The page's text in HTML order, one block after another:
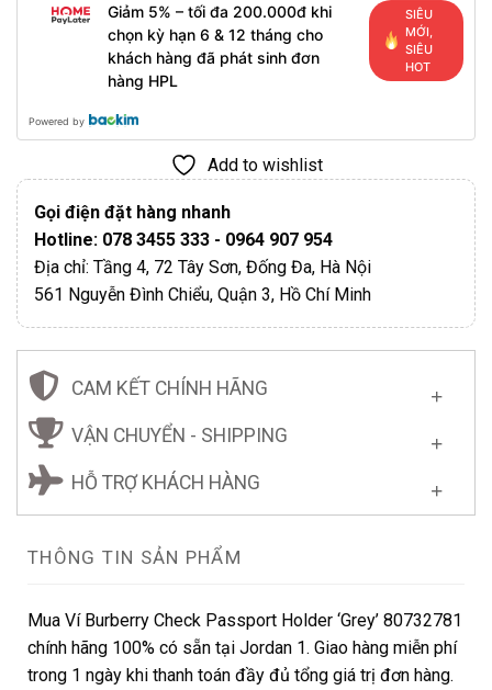
Giảm 5% – tối đa 200.000đ khi
chọn kỳ hạn 6 & 12 tháng cho
khách hàng đã phát sinh đơn
hàng HPL
SIÊU
MỚI,
SIÊU
HOT
Powered by
Add to wishlist
Gọi điện đặt hàng nhanh
Hotline: 078 3455 333 - 0964 907 954
Địa chỉ: Tầng 4, 72 Tây Sơn, Đống Đa, Hà Nội
561 Nguyễn Đình Chiểu, Quận 3, Hồ Chí Minh
CAM KẾT CHÍNH HÃNG
VẬN CHUYỂN - SHIPPING
HỖ TRỢ KHÁCH HÀNG
THÔNG TIN SẢN PHẨM
Mua Ví Burberry Check Passport Holder ‘Grey’ 80732781
chính hãng 100% có sẵn tại Jordan 1. Giao hàng miễn phí
trong 1 ngày khi thanh toán đầy đủ tổng giá trị đơn hàng.